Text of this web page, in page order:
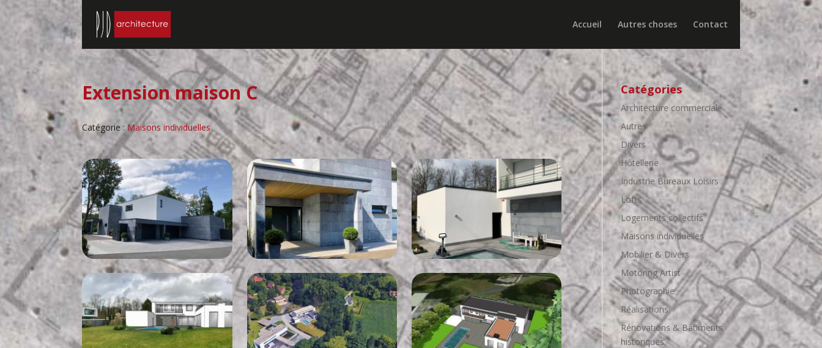
Accueil Autres choses Contact
Extension maison C
Catégorie : Maisons individuelles
Catégories
Architecture commerciale
Autres
Divers
Hôtellerie
Industrie Bureaux Loisirs
Lofts
Logements collectifs
Maisons individuelles
Mobilier & Divers
Motoring Artist
Photographie
Réalisations
Rénovations & Bâtiments
historiques